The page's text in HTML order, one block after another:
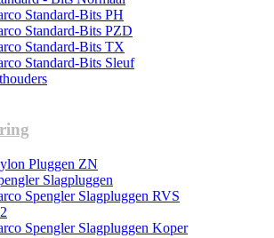
Standard-Bits PH
Standard-Bits PZD
Standard-Bits TX
Standard-Bits Sleuf
Pluggen ZN
Slagpluggen
Spengler Slagpluggen RVS
Spengler Slagpluggen Koper